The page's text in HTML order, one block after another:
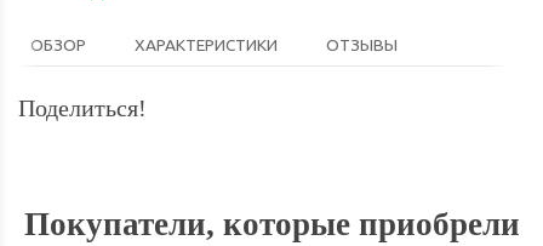
ОБЗОР ХАРАКТЕРИСТИКИ ОТЗЫВЫ
Поделиться!
Покупатели, которые приобрели